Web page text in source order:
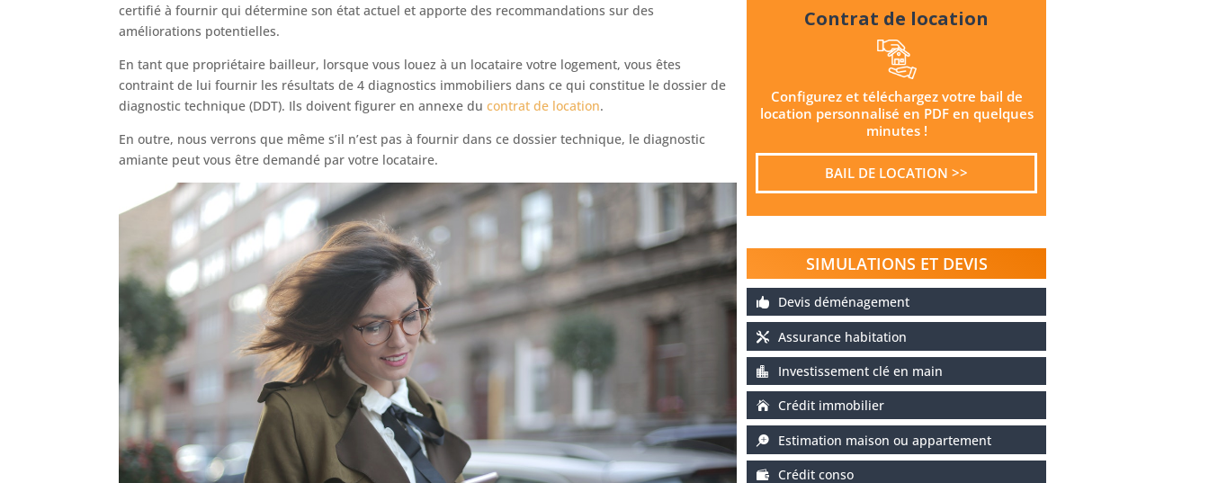
certifié à fournir qui détermine son état actuel et apporte des recommandations sur des
améliorations potentielles.
En tant que propriétaire bailleur, lorsque vous louez à un locataire votre logement, vous êtes
contraint de lui fournir les résultats de 4 diagnostics immobiliers dans ce qui constitue le dossier de
diagnostic technique (DDT). Ils doivent figurer en annexe du contrat de location.
En outre, nous verrons que même s’il n’est pas à fournir dans ce dossier technique, le diagnostic
amiante peut vous être demandé par votre locataire.
Contrat de location
Configurez et téléchargez votre bail de
location personnalisé en PDF en quelques
minutes !
BAIL DE LOCATION >>
SIMULATIONS ET DEVIS
Devis déménagement
Assurance habitation
Investissement clé en main
Crédit immobilier
Estimation maison ou appartement
Crédit conso